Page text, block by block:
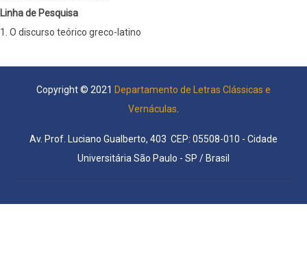
Linha de Pesquisa
1. O discurso teórico greco-latino
Copyright © 2021 Departamento de Letras Clássicas e
Vernáculas
Av. Prof. Luciano Gualberto, 403 CEP: 05508-010 - Cidade
Universitária São Paulo - SP / Brasil